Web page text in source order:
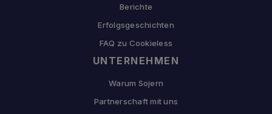
Berichte
Erfolgsgeschichten
FAQ zu Cookieless
UNTERNEHMEN
Warum Sojern
Partnerschaft mit uns